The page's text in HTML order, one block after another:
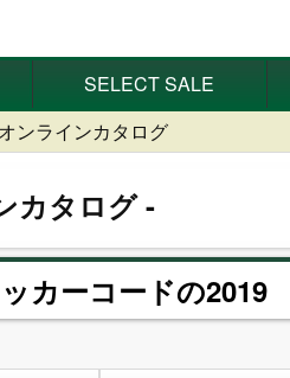
SELECT SALE
オンラインカタログ
カタログ
カーコードの2019